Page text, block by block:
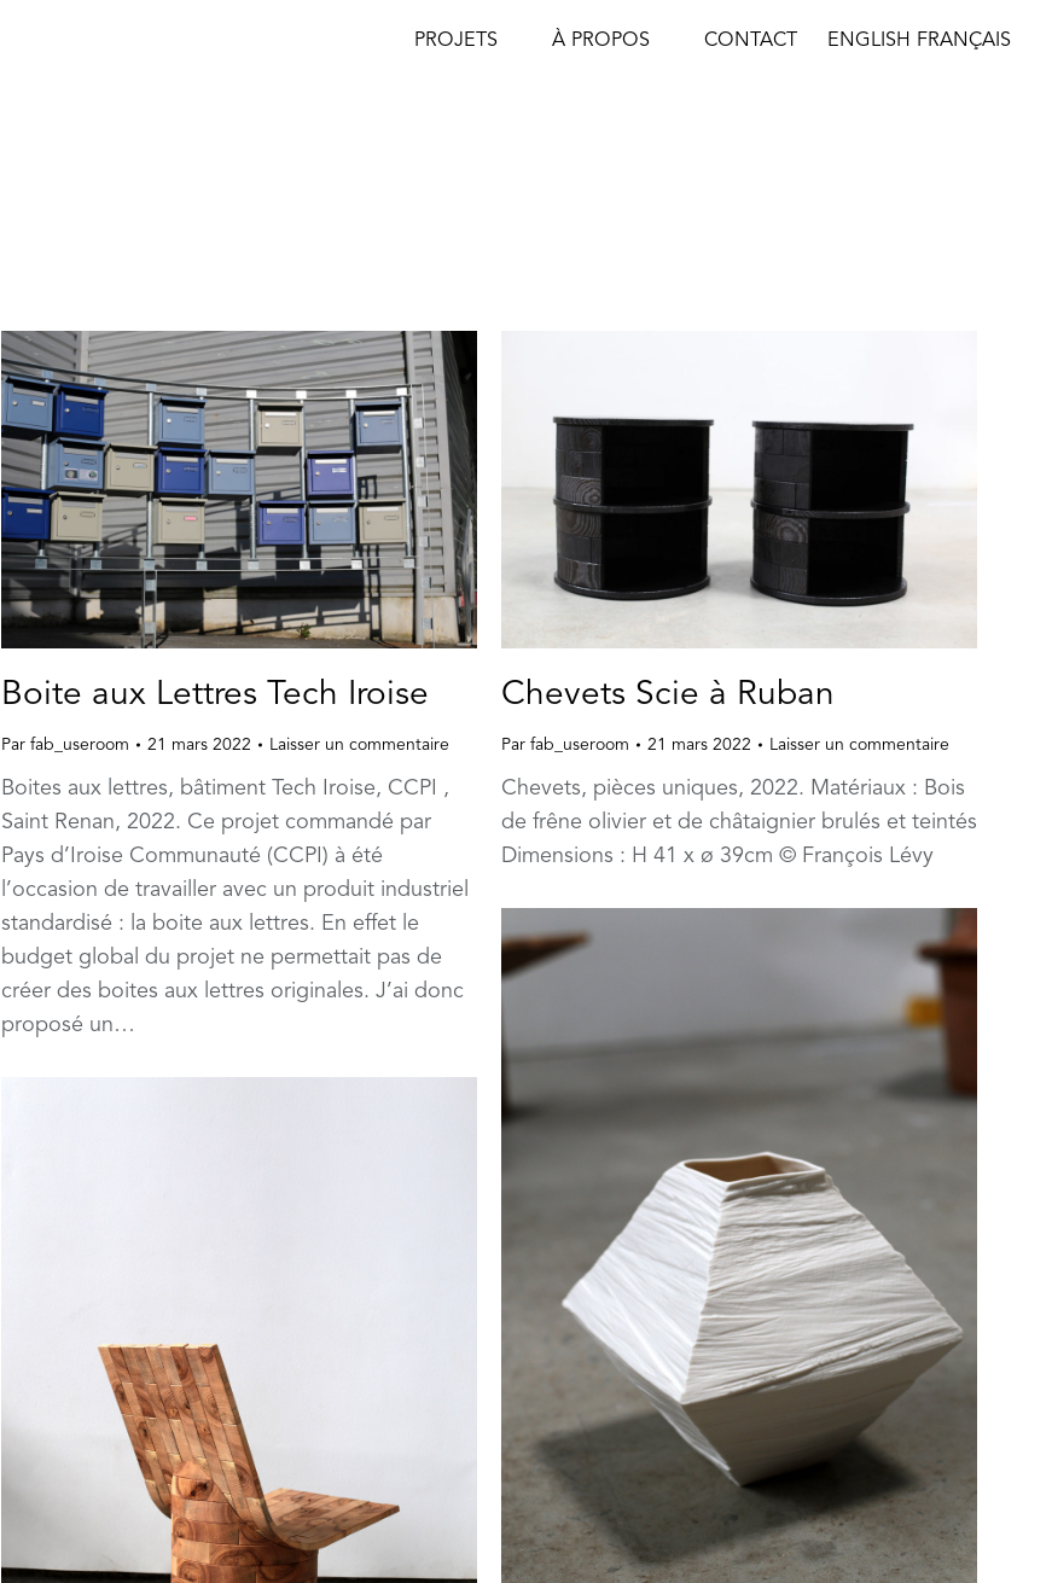
PROJETS À PROPOS CONTACT ENGLISH FRANÇAIS
Boite aux Lettres Tech Iroise
Par fab_useroom 21 mars 2022 Laisser un commentaire
Boites aux lettres, bâtiment Tech Iroise, CCPI ,
Saint Renan, 2022. Ce projet commandé par
Pays d’Iroise Communauté (CCPI) à été
l’occasion de travailler avec un produit industriel
standardisé : la boite aux lettres. En effet le
budget global du projet ne permettait pas de
créer des boites aux lettres originales. J’ai donc
proposé un…
Chevets Scie à Ruban
Par fab_useroom 21 mars 2022 Laisser un commentaire
Chevets, pièces uniques, 2022. Matériaux : Bois
de frêne olivier et de châtaignier brulés et teintés
Dimensions : H 41 x ø 39cm © François Lévy